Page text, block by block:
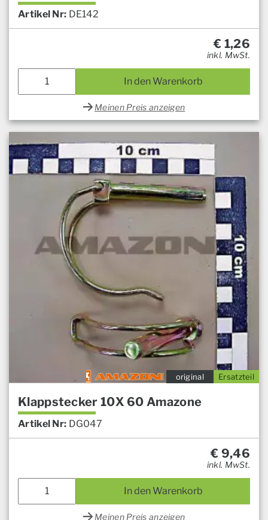
Artikel Nr: DE142
€ 1,26
inkl. MwSt.
In den Warenkorb
Meinen Preis anzeigen
Ersatzteil
original
Klappstecker 10X 60 Amazone
Artikel Nr: DG047
€ 9,46
inkl. MwSt.
In den Warenkorb
Meinen Preis anzeigen